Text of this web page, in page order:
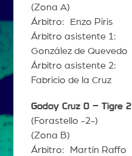
(Zona A)
Árbitro: Enzo Piris
Árbitro asistente 1:
González de Quevedo
Árbitro asistente 2:
Fabricio de la Cruz
Godoy Cruz 0 – Tigre 2
(Forastello -2-)
(Zona B)
Árbitro: Martín Raffo